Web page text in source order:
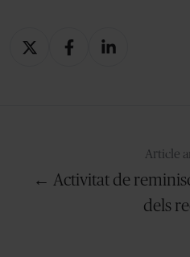
CompartirCompartirCompartir
Article
← Activitat de
dels